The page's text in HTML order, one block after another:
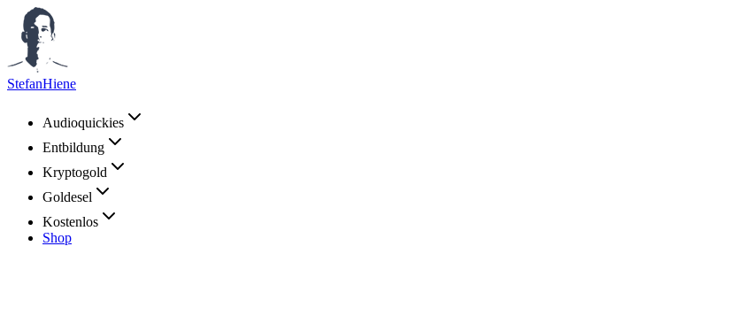
StefanHiene
Audioquickies
Entbildung
Kryptogold
Goldesel
Kostenlos
Shop